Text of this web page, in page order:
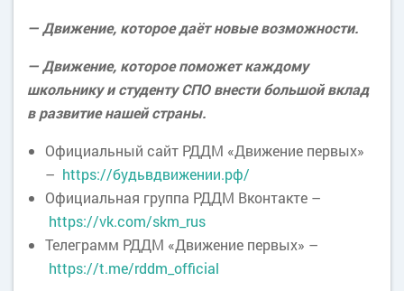
— Движение, которое даёт новые возможности.
— Движение, которое поможет каждому
школьнику и студенту СПО внести большой вклад
в развитие нашей страны.
Официальный сайт РДДМ «Движение первых»
– https://будьвдвижении.рф/
Официальная группа РДДМ Вконтакте –
https://vk.com/skm_rus
Телеграмм РДДМ «Движение первых» –
https://t.me/rddm_official